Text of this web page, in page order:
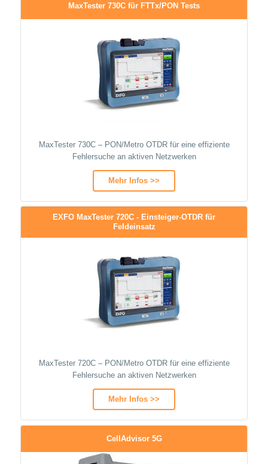
MaxTester 730C für FTTx/PON Tests
MaxTester 730C – PON/Metro OTDR für eine effiziente
Fehlersuche an aktiven Netzwerken
Mehr Infos >>
EXFO MaxTester 720C - Einsteiger-OTDR für
Feldeinsatz
MaxTester 720C – PON/Metro OTDR für eine effiziente
Fehlersuche an aktiven Netzwerken
Mehr Infos >>
CellAdvisor 5G